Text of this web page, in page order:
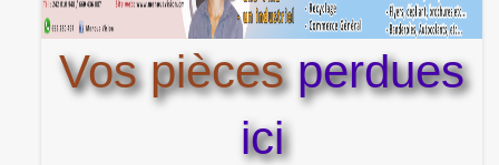
Vos piècesperdues
ici